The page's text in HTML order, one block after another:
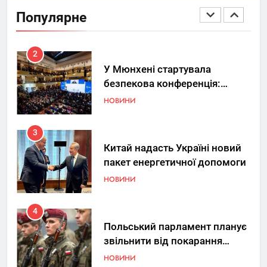
Популярне
вдосконалювати Patriot,
передаючи дані про удари РФ
2
У Мюнхені стартувала
безпекова конференція:
Україна знову у фокусі світу
НОВИНИ
3
Китай надасть Україні новий
пакет енергетичної допомоги
НОВИНИ
4
Польський парламент планує
звільнити від покарання
добровольців ЗСУ
НОВИНИ